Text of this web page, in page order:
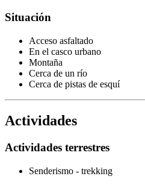
Situación
Acceso asfaltado
En el casco urbano
Montaña
Cerca de un río
Cerca de pistas de esquí
Actividades
Actividades terrestres
Senderismo - trekking